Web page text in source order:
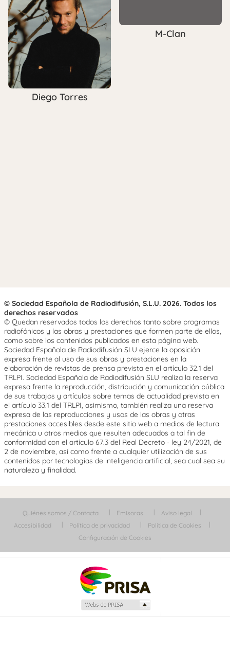
Diego Torres
M-Clan
© Sociedad Española de Radiodifusión, S.L.U. 2026. Todos los
derechos reservados
© Quedan reservados todos los derechos tanto sobre programas
radiofónicos y las obras y prestaciones que formen parte de ellos,
como sobre los contenidos publicados en esta página web.
Sociedad Española de Radiodifusión SLU ejerce la oposición
expresa frente al uso de sus obras y prestaciones en la
elaboración de revistas de prensa prevista en el artículo 32.1 del
TRLPI. Sociedad Española de Radiodifusión SLU realiza la reserva
expresa frente la reproducción, distribución y comunicación pública
de sus trabajos y artículos sobre temas de actualidad prevista en
el artículo 33.1 del TRLPI, asimismo, también realiza una reserva
expresa de las reproducciones y usos de las obras y otras
prestaciones accesibles desde este sitio web a medios de lectura
mecánica u otros medios que resulten adecuados a tal fin de
conformidad con el artículo 67.3 del Real Decreto - ley 24/2021, de
2 de noviembre, así como frente a cualquier utilización de sus
contenidos por tecnologías de inteligencia artificial, sea cual sea su
naturaleza y finalidad.
Quiénes somos / Contacta Emisoras
Aviso legal
Accesibilidad
Política de privacidad
Política de Cookies
Configuración de Cookies